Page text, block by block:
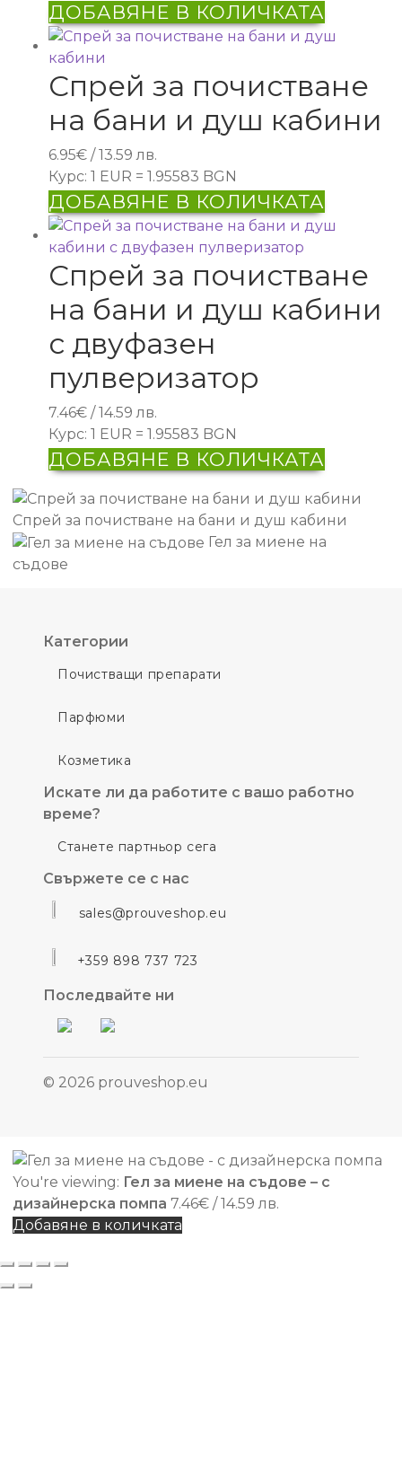
ДОБАВЯНЕ В КОЛИЧКАТА
Спрей за почистване
на бани и душ кабини
6.95€ / 13.59 лв.
Курс: 1 EUR = 1.95583 BGN
ДОБАВЯНЕ В КОЛИЧКАТА
Спрей за почистване
на бани и душ кабини
с двуфазен
пулверизатор
7.46€ / 14.59 лв.
Курс: 1 EUR = 1.95583 BGN
ДОБАВЯНЕ В КОЛИЧКАТА
Спрей за почистване на бани и душ кабини
Гел за миене на
съдове
Категории
Почистващи препарати
Парфюми
Козметика
Искате ли да работите с вашо работно
време?
Станете партньор сега
Свържете се с нас
sales@prouveshop.eu
+359 898 737 723
Последвайте ни
© 2026 prouveshop.eu
You're viewing: Гел за миене на съдове – с
дизайнерска помпа 7.46€ / 14.59 лв.
Добавяне в количката